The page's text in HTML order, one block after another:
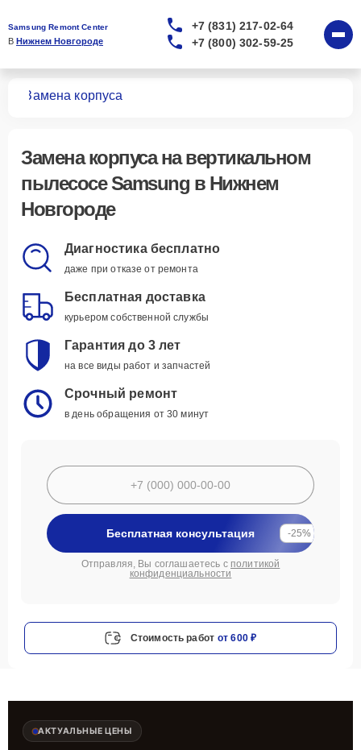
Samsung Remont Center
В Нижнем Новгороде
+7 (831) 217-02-64
+7 (800) 302-59-25
Замена корпуса
Замена корпусана вертикальном
пылесосе Samsung в Нижнем
Новгороде
Диагностика бесплатно
даже при отказе от ремонта
Бесплатная доставка
курьером собственной службы
Гарантия до 3 лет
на все виды работ и запчастей
Срочный ремонт
в день обращения от 30 минут
Бесплатная консультация -25%
Отправляя, Вы соглашаетесь с политикой
конфиденциальности
Стоимость работ от 600 ₽
АКТУАЛЬНЫЕ ЦЕНЫ